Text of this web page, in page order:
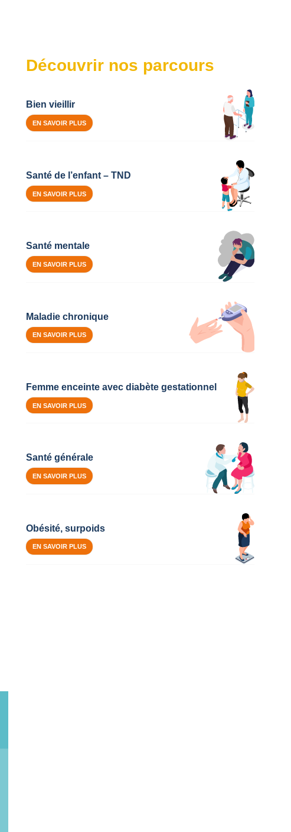
Découvrir nos parcours
Bien vieillir
EN SAVOIR PLUS
Santé de l’enfant – TND
EN SAVOIR PLUS
Santé mentale
EN SAVOIR PLUS
Maladie chronique
EN SAVOIR PLUS
Femme enceinte avec diabète gestationnel
EN SAVOIR PLUS
Santé générale
EN SAVOIR PLUS
Obésité, surpoids
EN SAVOIR PLUS